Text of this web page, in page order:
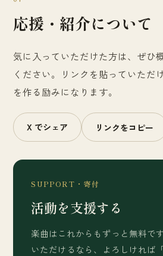
応援・紹介について
気に入っていただけた方は、ぜひ
ください。リンクを貼っていただ
を作る励みになります。
X でシェア リンクをコピー
SUPPORT・寄付
活動を支援する
楽曲はこれからもずっと無料で
いただけるなら、よろしければ